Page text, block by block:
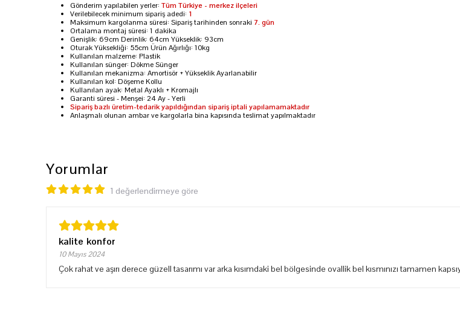
Gönderim yapılabilen yerler: Tüm Türkiye - merkez ilçeleri
Verilebilecek minimum sipariş adedi: 1
Maksimum kargolanma süresi: Sipariş tarihinden sonraki 7. gün
Ortalama montaj süresi: 1 dakika
Genişlik: 69cm Derinlik: 64cm Yükseklik: 93cm
Oturak Yüksekliği: 55cm Ürün Ağırlığı: 10kg
Kullanılan malzeme: Plastik
Kullanılan sünger: Dökme Sünger
Kullanılan mekanizma: Amortisör + Yükseklik Ayarlanabilir
Kullanılan kol: Döşeme Kollu
Kullanılan ayak: Metal Ayaklı + Kromajlı
Garanti süresi - Menşei: 24 Ay - Yerli
Sipariş bazlı üretim-tedarik yapıldığından sipariş iptali yapılamamaktadır
Anlaşmalı olunan ambar ve kargolarla bina kapısında teslimat yapılmaktadır
Yorumlar
1 değerlendirmeye göre
kalite konfor
10 Mayıs 2024
Çok rahat ve aşırı derece güzell tasarımı var arka kısımdaki bel bölgesinde ovallik bel kısmınızı tamamen